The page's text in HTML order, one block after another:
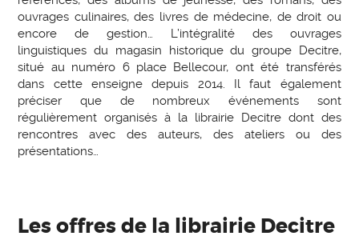
ouvrages culinaires, des livres de médecine, de droit ou
encore de gestion… L’intégralité des ouvrages
linguistiques du magasin historique du groupe Decitre,
situé au numéro 6 place Bellecour, ont été transférés
dans cette enseigne depuis 2014. Il faut également
préciser que de nombreux événements sont
régulièrement organisés à la librairie Decitre dont des
rencontres avec des auteurs, des ateliers ou des
présentations…
Les offres de la librairie Decitre